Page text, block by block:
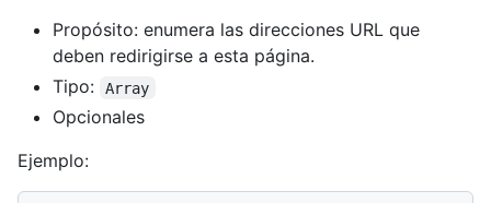
Propósito: enumera las direcciones URL que
deben redirigirse a esta página.
Tipo:
Array
Opcionales
Ejemplo: